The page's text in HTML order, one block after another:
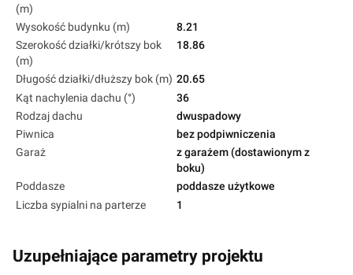
(m)
Wysokość budynku (m)
8.21
Szerokość działki/krótszy bok
(m)
18.86
Długość działki/dłuższy bok (m) 20.65
Kąt nachylenia dachu (°)
36
Rodzaj dachu
dwuspadowy
Piwnica
bez podpiwniczenia
Garaż
z garażem (dostawionym z
boku)
Poddasze
poddasze użytkowe
Liczba sypialni na parterze
1
Uzupełniające parametry projektu